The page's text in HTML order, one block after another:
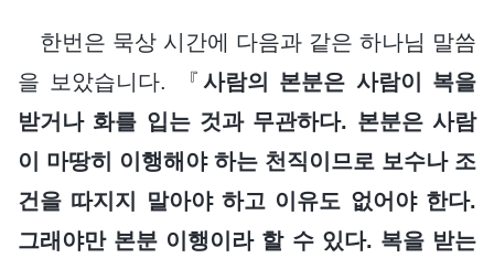
한번은 묵상 시간에 다음과 같은 하나님 말씀
을 보았습니다. 『 사람의 본분은 사람이 복을
받거나 화를 입는 것과 무관하다. 본분은 사람
이 마땅히 이행해야 하는 천직이므로 보수나 조
건을 따지지 말아야 하고 이유도 없어야 한다.
그래야만 본분 이행이라 할 수 있다. 복을 받는